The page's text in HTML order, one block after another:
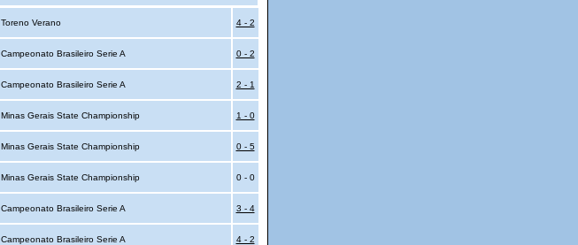
Toreno Verano 4 - 2
Campeonato Brasileiro Serie A 0 - 2
Campeonato Brasileiro Serie A 2 - 1
Minas Gerais State Championship 1 - 0
Minas Gerais State Championship 0 - 5
Minas Gerais State Championship 0 - 0
Campeonato Brasileiro Serie A 3 - 4
Campeonato Brasileiro Serie A 4 - 2